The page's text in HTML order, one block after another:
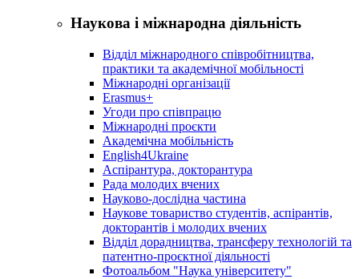
Наукова і міжнародна діяльність
Відділ міжнародного співробітництва,
практики та академічної мобільності
Міжнародні організації
Erasmus+
Угоди про співпрацю
Міжнародні проєкти
Академічна мобільність
English4Ukraine
Аспірантура, докторантура
Рада молодих вчених
Науково-дослідна частина
Наукове товариство студентів, аспірантів,
докторантів і молодих вчених
Відділ дорадництва, трансферу технологій та
патентно-проєктної діяльності
Фотоальбом "Наука університету"